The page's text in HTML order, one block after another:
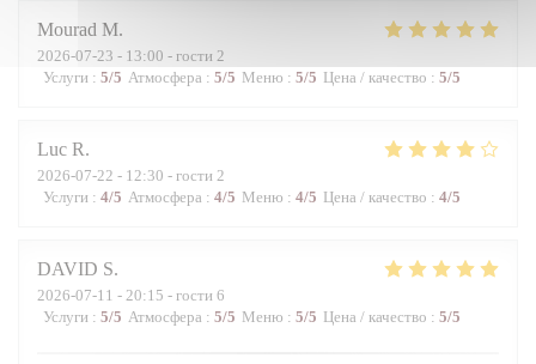
Mourad M
2026-07-23 - 13:00 - гости 2
Услуги : 5/5 Атмосфера : 5/5 Меню : 5/5 Цена / качество : 5/5
Luc R
2026-07-22 - 12:30 - гости 2
Услуги : 4/5 Атмосфера : 4/5 Меню : 4/5 Цена / качество : 4/5
DAVID S
2026-07-11 - 20:15 - гости 6
Услуги : 5/5 Атмосфера : 5/5 Меню : 5/5 Цена / качество : 5/5